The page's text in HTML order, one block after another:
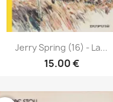
نظرة سريعة
Jerry Spring (16) - La...
15.00 €